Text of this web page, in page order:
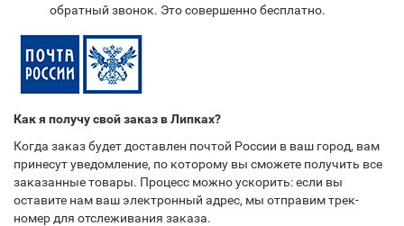
обратный звонок. Это совершенно бесплатно.
Как я получу свой заказ в Липках?
Когда заказ будет доставлен почтой России в ваш город, вам
принесут уведомление, по которому вы сможете получить все
заказанные товары. Процесс можно ускорить: если вы
оставите нам ваш электронный адрес, мы отправим трек-
номер для отслеживания заказа.